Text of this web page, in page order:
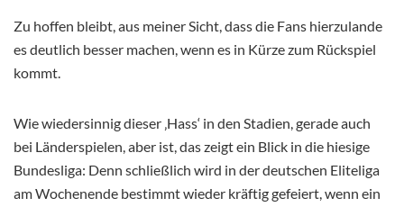
Zu hoffen bleibt, aus meiner Sicht, dass die Fans hierzulande
es deutlich besser machen, wenn es in Kürze zum Rückspiel
kommt.
Wie wiedersinnig dieser ‚Hass‘ in den Stadien, gerade auch
bei Länderspielen, aber ist, das zeigt ein Blick in die hiesige
Bundesliga: Denn schließlich wird in der deutschen Eliteliga
am Wochenende bestimmt wieder kräftig gefeiert, wenn ein